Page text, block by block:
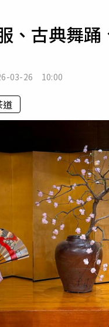
專欄
、古典舞
03-26 10:00
道